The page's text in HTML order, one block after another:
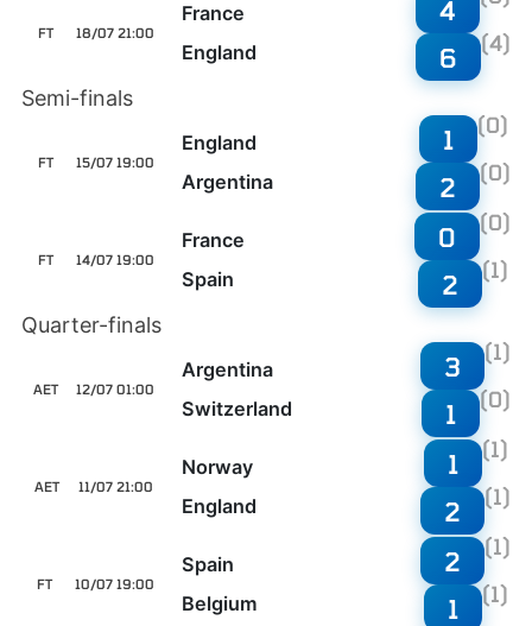
18/07 21:00
FT
France
England
4
6 (4)
Semi-finals
15/07 19:00
FT
England
Argentina
1 (0)
2 (0)
14/07 19:00
FT
France
Spain
0 (0)
2 (1)
Quarter-finals
12/07 01:00
AET
Argentina
Switzerland
3 (1)
1 (0)
11/07 21:00
AET
Norway
England
1 (1)
2 (1)
10/07 19:00
FT
Spain
Belgium
2 (1)
1 (1)